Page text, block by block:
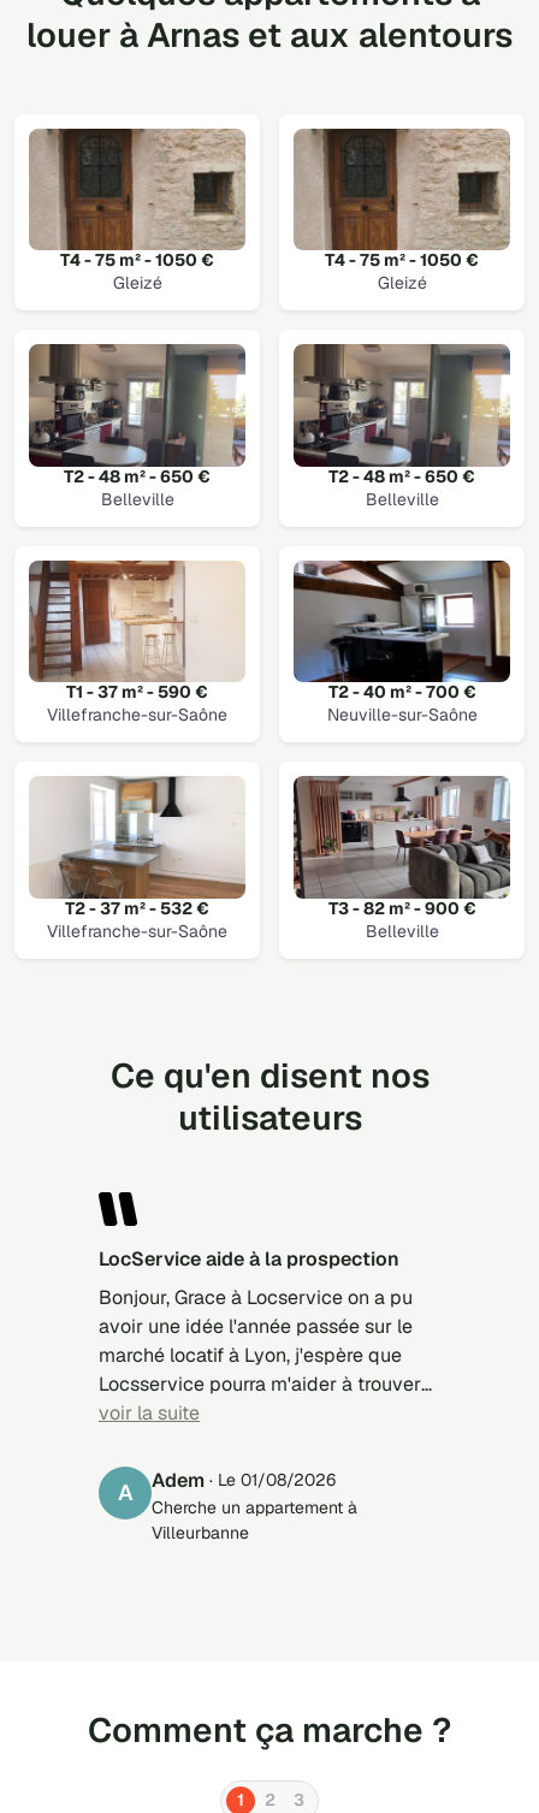
louer à Arnas et aux alentours
T4 - 75 m² - 1050 €
Gleizé
T4 - 75 m² - 1050 €
Gleizé
T2 - 48 m² - 650 €
Belleville
T2 - 48 m² - 650 €
Belleville
T1 - 37 m² - 590 €
Villefranche-sur-Saône
T2 - 40 m² - 700 €
Neuville-sur-Saône
T2 - 37 m² - 532 €
Villefranche-sur-Saône
T3 - 82 m² - 900 €
Belleville
Ce qu'en disent nos
utilisateurs
LocService aide à la prospection
Bonjour, Grace à Locservice on a pu
avoir une idée l'année passée sur le
marché locatif à Lyon, j'espère que
Locsservice pourra m'aider à trouver
un studio à Strasbourg pour la rentrée
voir la suite
A Adem · Le 01/08/2026
Cherche un appartement à
Villeurbanne
Comment ça marche ?
1 2 3